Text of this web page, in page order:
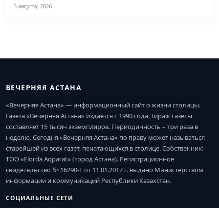
3 августа, 2026
ВЕЧЕРНЯЯ АСТАНА
«Вечерняя Астана» — информационный сайт о жизни столицы.
Газета «Вечерняя Астана» издается с 1990 года. Тираж газеты
составляет 15 тысяч экземпляров. Периодичность – три раза в
неделю. Сегодня «Вечерняя Астана» по праву может называться
старейшей из всех газет, печатающихся в столице. Собственник:
ТОО «Elorda Aqparat» (город Астана). Регистрационное
свидетельство № 16290-Г от 11.01.2017 г. выдано Министерством
информации и коммуникаций Республики Казахстан.
СОЦИАЛЬНЫЕ СЕТИ